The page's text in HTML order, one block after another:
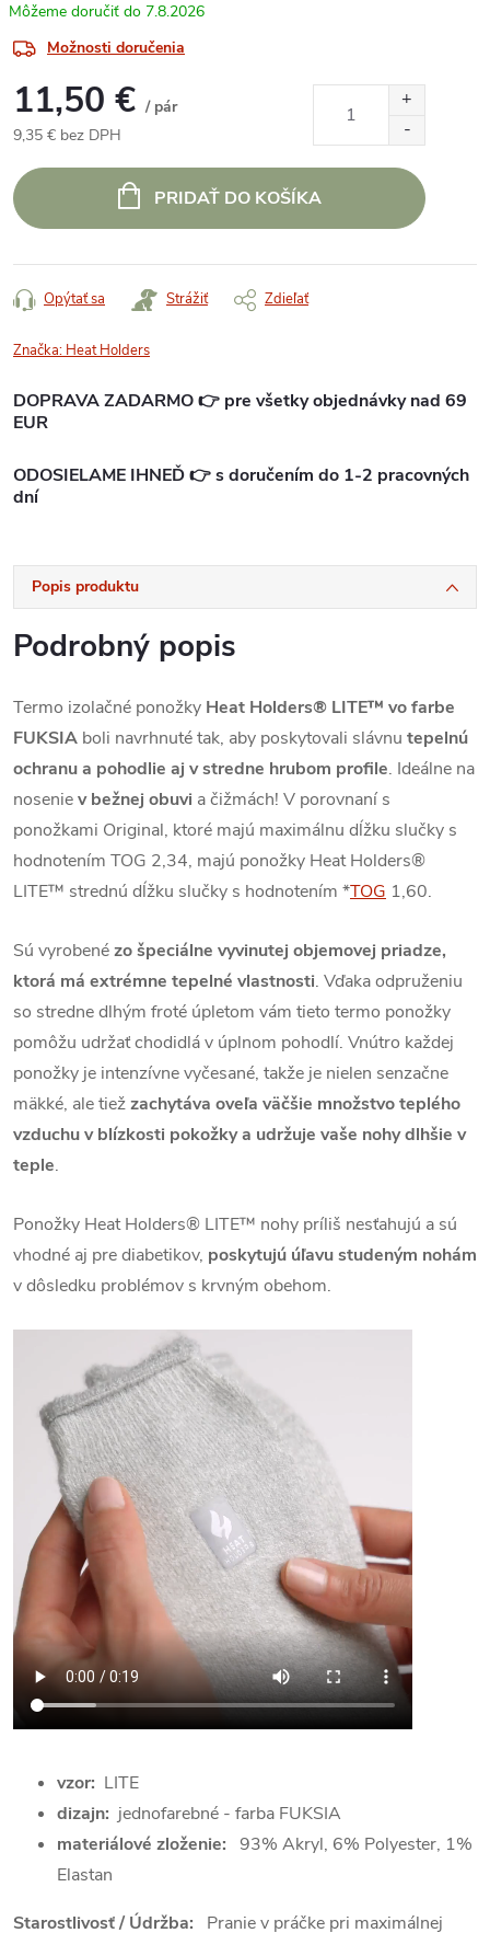
7.8.2026
Možnosti doručenia
11,50 € / pár
9,35 € bez DPH
cena:
PRIDAŤ DO KOŠÍKA
Opýtať sa Strážiť Zdieľať
Značka: Heat Holders
DOPRAVA ZADARMO 👉 pre všetky objednávky nad 69
EUR
ODOSIELAME IHNEĎ 👉 s doručením do 1-2 pracovných
dní
Popis produktu
Podrobný popis
Termo izolačné ponožky Heat Holders® LITE™ vo farbe
FUKSIA boli navrhnuté tak, aby poskytovali slávnu tepelnú
ochranu a pohodlie aj v stredne hrubom profile. Ideálne na
noseniev bežnej obuvi a čižmách! V porovnaní s
ponožkami Original, ktoré majú maximálnu dĺžku slučky s
hodnotením TOG 2,34, majú ponožky Heat Holders®
LITE™ strednú dĺžku slučky s hodnotením *TOG 1,60.
Sú vyrobenézo špeciálne vyvinutej objemovej priadze,
ktorá má extrémne tepelné vlastnosti. Vďaka odpruženiu
so stredne dlhým froté úpletom vám tieto termo ponožky
pomôžu udržať chodidlá v úplnom pohodlí. Vnútro každej
ponožky je intenzívne vyčesané, takže je nielen senzačne
mäkké, ale tiežzachytáva oveľa väčšie množstvo teplého
vzduchu v blízkosti pokožky a udržuje vaše nohy dlhšie v
teple.
Ponožky Heat Holders® LITE™ nohy príliš nesťahujú a sú
vhodné aj pre diabetikov, poskytujú úľavu studeným nohám
v dôsledku problémov s krvným obehom.
vzor: LITE
dizajn: jednofarebné - farba FUKSIA
materiálové zloženie: 93% Akryl, 6% Polyester, 1%
Elastan
Starostlivosť / Údržba: Pranie v práčke pri maximálnej